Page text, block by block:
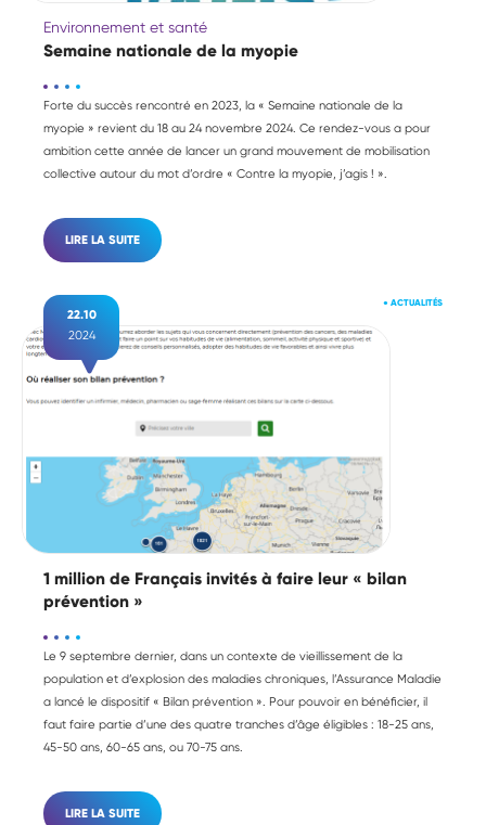
Environnement et santé
Semaine nationale de la myopie
Forte du succès rencontré en 2023, la « Semaine nationale de la
myopie » revient du 18 au 24 novembre 2024. Ce rendez-vous a pour
ambition cette année de lancer un grand mouvement de mobilisation
collective autour du mot d’ordre « Contre la myopie, j’agis ! ».
LIRE LA SUITE
22.10
2024
● ACTUALITÉS
1 million de Français invités à faire leur « bilan
prévention »
Le 9 septembre dernier, dans un contexte de vieillissement de la
population et d’explosion des maladies chroniques, l’Assurance Maladie
a lancé le dispositif « Bilan prévention ». Pour pouvoir en bénéficier, il
faut faire partie d’une des quatre tranches d’âge éligibles : 18-25 ans,
45-50 ans, 60-65 ans, ou 70-75 ans.
LIRE LA SUITE